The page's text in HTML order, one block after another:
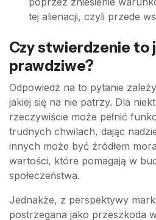
tej alienacji, czyli przede
Czy stwierdzenie to
prawdziwe?
Odpowiedź na to pytanie
jakiej się na nie patrzy. Dla
rzeczywiście może pełnić
trudnych chwilach, dając
innych może być źródłem
wartości, które pomagają w
społeczeństwa.
Jednakże, z perspektywy
postrzegana jako przeszkoda